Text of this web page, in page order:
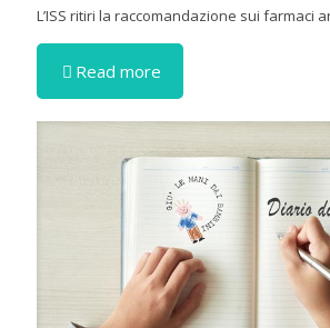
L’ISS ritiri la raccomandazione sui farmaci
Read more